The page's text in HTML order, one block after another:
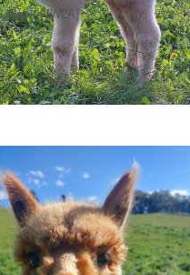
Alpaka [WLA]